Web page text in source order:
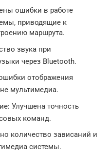
ошибки в работе
приводящие к
маршрута.
звука при
через Bluetooth.
отображения
мультимедиа.
Улучшена точность
команд.
количество зависаний и
системы.